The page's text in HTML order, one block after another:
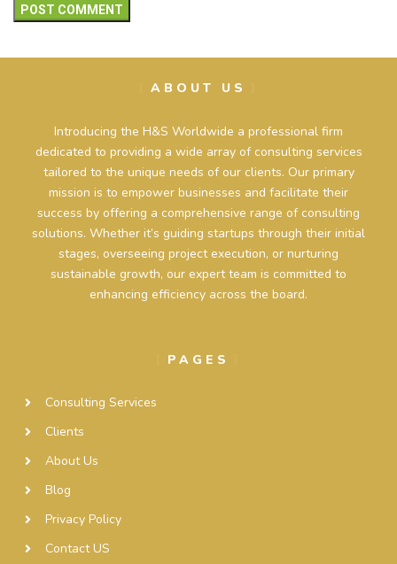
ABOUT US
Introducing the H&S Worldwide a professional firm
dedicated to providing a wide array of consulting services
tailored to the unique needs of our clients. Our primary
mission is to empower businesses and facilitate their
success by offering a comprehensive range of consulting
solutions. Whether it’s guiding startups through their initial
stages, overseeing project execution, or nurturing
sustainable growth, our expert team is committed to
enhancing efficiency across the board.
PAGES
Consulting Services
Clients
About Us
Blog
Privacy Policy
Contact US